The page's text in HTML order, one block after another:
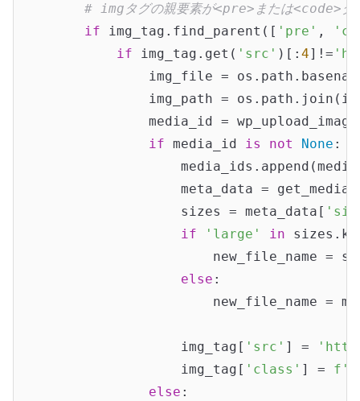
# imgタグの親要素が<pre>または<code>タ
if img_tag.find_parent([ 'pre' ,
if img_tag.get( 'src' )[: 4]!=
img_file =
img_path =
media_id =
if media_id is not None :
meta_data =
                    sizes = meta_data[
if
'large' in
new_file_name =
else :
new_file_name =
                    img_tag[
'src' ] =
                    img_tag[
'class' ] =
else :